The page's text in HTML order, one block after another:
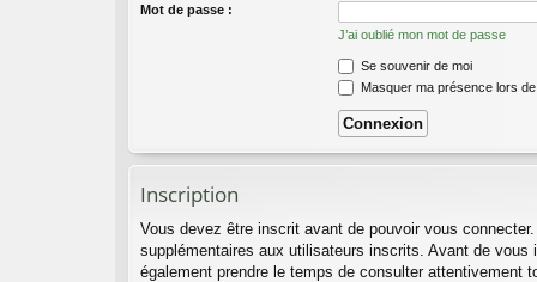
Mot de passe :
J’ai oublié mon mot de passe
Se souvenir de moi
Masquer ma présence lors
Inscription
Vous devez être inscrit avant de pouvoir vous
supplémentaires aux utilisateurs inscrits. Avant de vous
également prendre le temps de consulter attentivement